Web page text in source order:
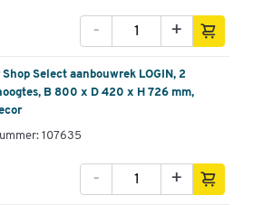
+
-
Select aanbouwrek LOGIN, 2
B 800 x D 420 x H 726 mm,
107635
+
-